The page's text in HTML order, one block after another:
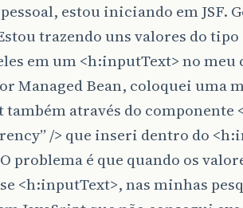
estou iniciando em JSF.
trazendo uns valores do tipo
em um <h:inputText> no
Managed Bean, coloquei uma
através do componente
/> que inseri dentro do
problema é que quando os
<h:inputText>, nas minhas